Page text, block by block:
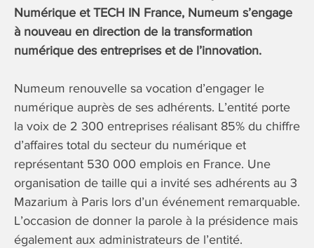
Numérique et TECH IN France, Numeum s’engage
à nouveau en direction de la transformation
numérique des entreprises et de l’innovation.
Numeum renouvelle sa vocation d’engager le
numérique auprès de ses adhérents. L’entité porte
la voix de 2 300 entreprises réalisant 85% du chiffre
d’affaires total du secteur du numérique et
représentant 530 000 emplois en France. Une
organisation de taille qui a invité ses adhérents au 3
Mazarium à Paris lors d’un événement remarquable.
L’occasion de donner la parole à la présidence mais
également aux administrateurs de l’entité.